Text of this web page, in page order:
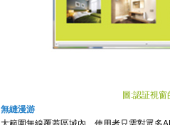
圖:認証視
無縫漫游